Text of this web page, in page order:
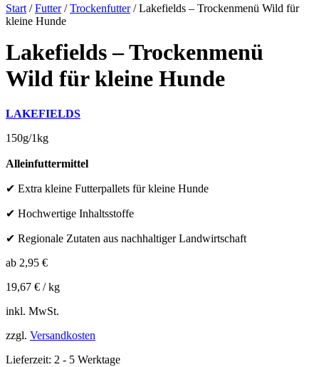
Start /Futter/Trockenfutter/ Lakefields – Trockenmenü Wild für
kleine Hunde
Lakefields – Trockenmenü
Wild für kleine Hunde
LAKEFIELDS
150g/1kg
Alleinfuttermittel
✔ Extra kleine Futterpallets für kleine Hunde
✔ Hochwertige Inhaltsstoffe
✔ Regionale Zutaten aus nachhaltiger Landwirtschaft
ab 2,95 €
19,67 € /kg
inkl. MwSt.
zzgl. Versandkosten
Lieferzeit: 2 - 5 Werktage